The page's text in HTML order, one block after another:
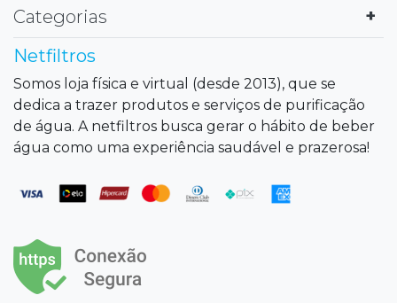
Categorias
Netfiltros
Somos loja física e virtual (desde 2013), que se
dedica a trazer produtos e serviços de purificação
de água. A netfiltros busca gerar o hábito de beber
água como uma experiência saudável e prazerosa!